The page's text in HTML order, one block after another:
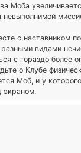
Моба
невыполнимой
с наставником
разными видами
с гораздо более
о Клубе
Моб, и у
экраном.